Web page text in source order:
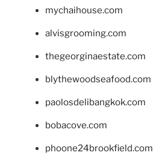
mychaihouse.com
alvisgrooming.com
thegeorginaestate.com
blythewoodseafood.com
paolosdelibangkok.com
bobacove.com
phoone24brookfield.com